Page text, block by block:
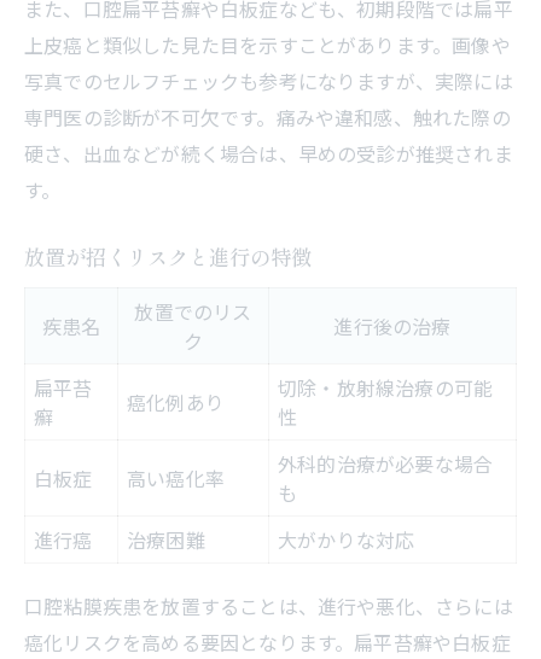
また、口腔扁平苔癬や白板症なども、初期段階では扁平
上皮癌と類似した見た目を示すことがあります。画像や
写真でのセルフチェックも参考になりますが、実際には
専門医の診断が不可欠です。痛みや違和感、触れた際の
硬さ、出血などが続く場合は、早めの受診が推奨されま
す。
放置が招くリスクと進行の特徴
疾患名
放置でのリス
ク
進行後の治療
扁平苔
癬
癌化例あり
切除・放射線治療の可能
性
白板症 高い癌化率
外科的治療が必要な場合
も
進行癌
治療困難 大がかりな対応
口腔粘膜疾患を放置することは、進行や悪化、さらには
癌化リスクを高める要因となります。扁平苔癬や白板症